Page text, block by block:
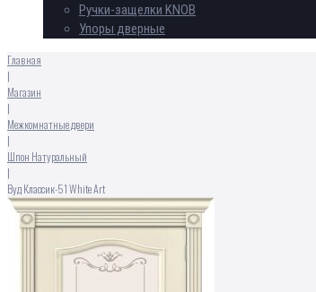
Ручки-защелки KNOB
Упоры дверные
Главная
|
Магазин
|
Межкомнатные двери
|
Шпон Натуральный
|
Вуд Классик-51 White Art